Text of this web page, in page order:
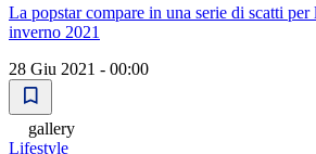
La popstar compare in una serie di scatti per
inverno 2021
28 Giu 2021 - 00:00
gallery
Lifestyle